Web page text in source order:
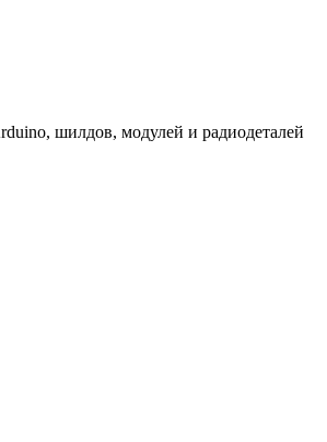
шилдов, модулей и радиодеталей